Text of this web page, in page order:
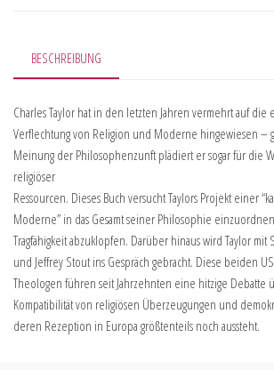
BESCHREIBUNG
Charles Taylor hat in den letzten Jahren vermehrt auf die
Verflechtung von Religion und Moderne hingewiesen –
Meinung der Philosophenzunft plädiert er sogar für die
religiöser
Ressourcen. Dieses Buch versucht Taylors Projekt einer
Moderne” in das Gesamt seiner Philosophie
Tragfähigkeit abzuklopfen. Darüber hinaus wird Taylor mit
und Jeffrey Stout ins Gespräch gebracht. Diese beiden
Theologen führen seit Jahrzehnten eine hitzige Debatte
Kompatibilität von religiösen Überzeugungen und
deren Rezeption in Europa größtenteils noch aussteht.